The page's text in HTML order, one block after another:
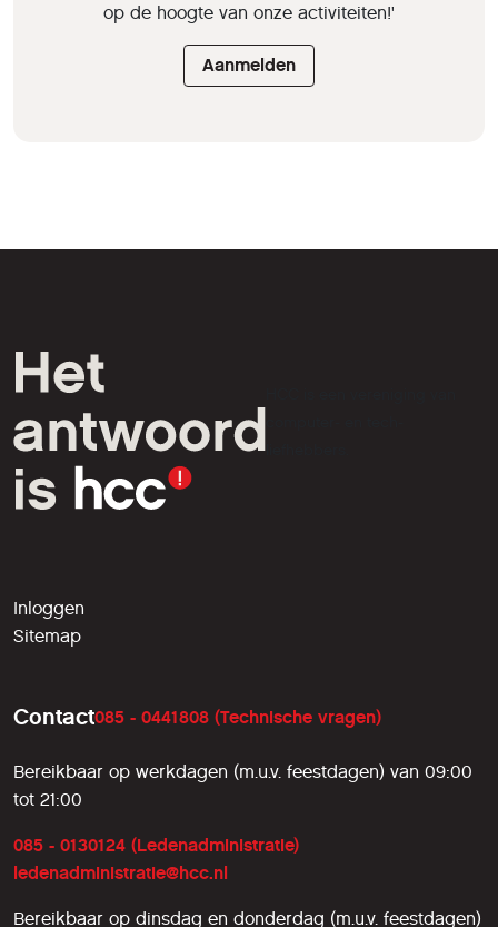
op de hoogte van onze activiteiten!'
Aanmelden
liefhebbers.
Inloggen
Sitemap
Contact085 - 0441808 (Technische vragen)
Bereikbaar op werkdagen (m.u.v. feestdagen) van 09:00
tot 21:00
085 - 0130124 (Ledenadministratie)
ledenadministratie@hcc.nl
Bereikbaar op dinsdag en donderdag (m.u.v. feestdagen)